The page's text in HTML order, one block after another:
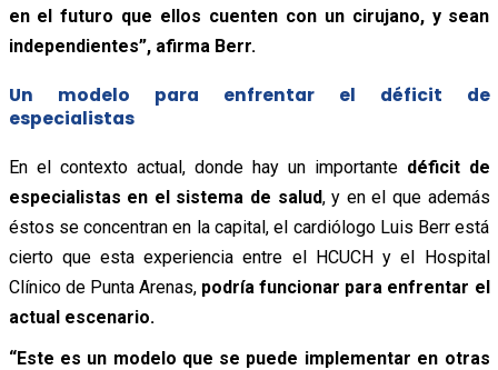
en el futuro que ellos cuenten con un cirujano, y sean
independientes”, afirma Berr.
Un modelo para enfrentar el déficit de
especialistas
En el contexto actual, donde hay un importante déficit de
especialistas en el sistema de salud, y en el que además
éstos se concentran en la capital, el cardiólogo Luis Berr está
cierto que esta experiencia entre el HCUCH y el Hospital
Clínico de Punta Arenas, podría funcionar para enfrentar el
actual escenario.
“Este es un modelo que se puede implementar en otras